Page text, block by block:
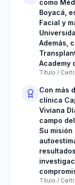
como
Boyacá,
Facial y
Además,
Academy
Título /
Con más
clínica
Viviana
campo
Su misión
Título /